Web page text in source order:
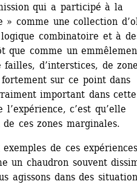
qui a participé à la
» comme une collection
combinatoire et à
que comme un
failles, d’interstices, de
sur ce point dans
important dans cette
c’est qu’elle
ces zones marginales.
de ces
un chaudron souvent
agissons dans des